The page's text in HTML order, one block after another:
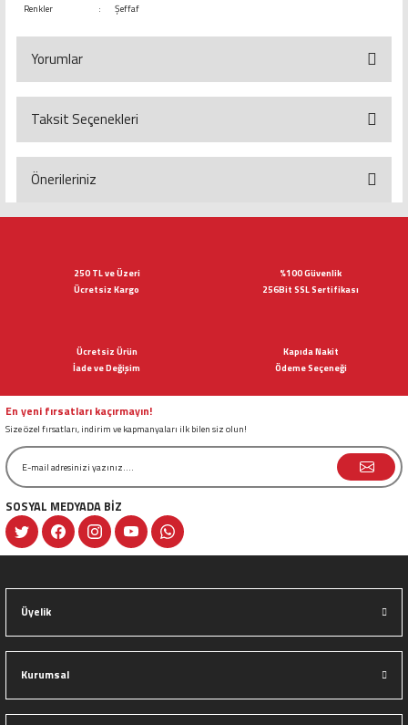
Renkler : Şeffaf
Yorumlar
Bu ürüne ilk yorumu siz yapın!
Taksit Seçenekleri
Önerileriniz
Ürün bilgilerinde hatalar bulunuyor.
Bu ürüne benzer farklı alternatifler olmalı.
250 TL ve Üzeri
Ücretsiz Kargo
%100 Güvenlik
256Bit SSL Sertifikası
Ücretsiz Ürün
İade ve Değişim
Kapıda Nakit
Ödeme Seçeneği
En yeni fırsatları kaçırmayın!
Size özel fırsatları, indirim ve kapmanyaları ilk bilen siz olun!
SOSYAL MEDYADA BİZ
Üyelik
Kurumsal